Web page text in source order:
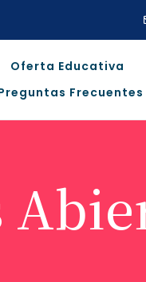
Oferta Educativa
Frecuentes